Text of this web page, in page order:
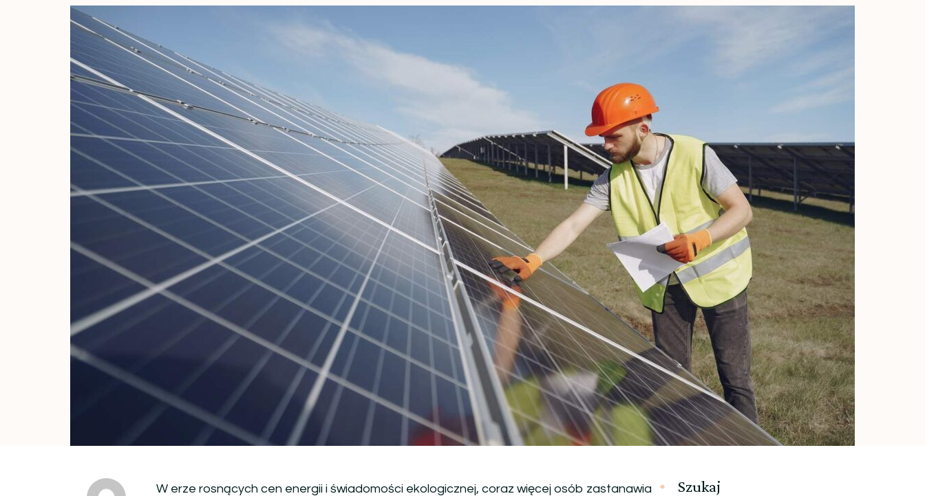
W erze rosnących cen energii i świadomości ekologicznej, coraz więcej osób zastanawia
Szukaj